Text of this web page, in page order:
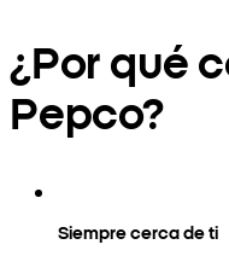
¿Por qué
Pepco?
Siempre cerca de ti